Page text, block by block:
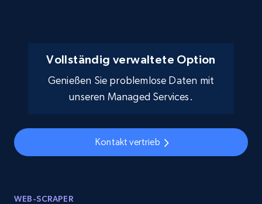
Vollständig verwaltete Option
Genießen Sie problemlose Daten mit
unseren Managed Services.
Kontakt vertrieb
WEB-SCRAPER